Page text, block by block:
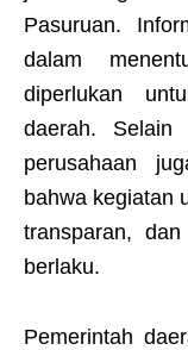
Pasuruan.
dalam
diperlukan
daerah. Selain
perusahaan
bahwa kegiatan
transparan,
berlaku.
Pemerintah